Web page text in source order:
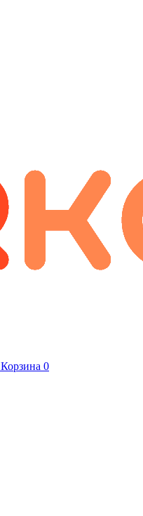
Корзина 0